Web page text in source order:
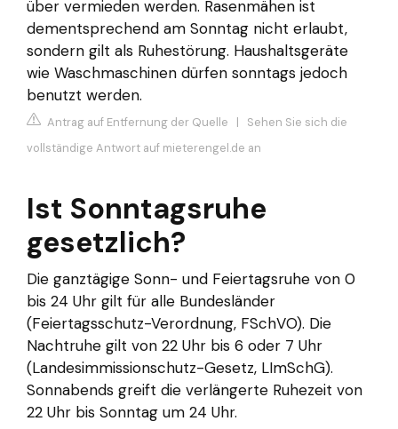
über vermieden werden. Rasenmähen ist
dementsprechend am Sonntag nicht erlaubt,
sondern gilt als Ruhestörung. Haushaltsgeräte
wie Waschmaschinen dürfen sonntags jedoch
benutzt werden.
Antrag auf Entfernung der Quelle | Sehen Sie sich die
vollständige Antwort auf mieterengel.de an
Ist Sonntagsruhe
gesetzlich?
Die ganztägige Sonn- und Feiertagsruhe von 0
bis 24 Uhr gilt für alle Bundesländer
(Feiertagsschutz-Verordnung, FSchVO). Die
Nachtruhe gilt von 22 Uhr bis 6 oder 7 Uhr
(Landesimmissionschutz-Gesetz, LImSchG).
Sonnabends greift die verlängerte Ruhezeit von
22 Uhr bis Sonntag um 24 Uhr.